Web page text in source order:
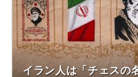
イラン人は「チェスの